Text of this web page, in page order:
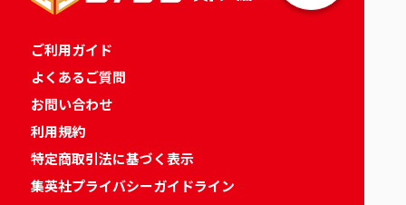
ご利用ガイド
よくあるご質問
お問い合わせ
利用規約
特定商取引法に基づく表示
集英社プライバシーガイドライン